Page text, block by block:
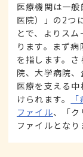
医療機関は一般
医院）」の2つ
とで、よりス
ります。まず
を指します。
院、大学病院
医療を支える
けられます。
ファイル、「ク
ファイルとなり